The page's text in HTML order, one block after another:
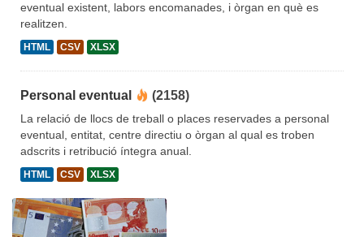
eventual existent, labors encomanades, i òrgan en què es
realitzen.
HTML CSV XLSX
Personal eventual (2158)
La relació de llocs de treball o places reservades a personal
eventual, entitat, centre directiu o òrgan al qual es troben
adscrits i retribució íntegra anual.
HTML CSV XLSX